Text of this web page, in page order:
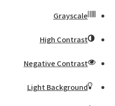
Grayscale
High Contrast
Negative Contrast
Light Background